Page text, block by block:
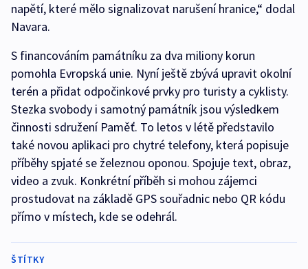
napětí, které mělo signalizovat narušení hranice,“ dodal
Navara.
S financováním památníku za dva miliony korun
pomohla Evropská unie. Nyní ještě zbývá upravit okolní
terén a přidat odpočinkové prvky pro turisty a cyklisty.
Stezka svobody i samotný památník jsou výsledkem
činnosti sdružení Paměť. To letos v létě představilo
také novou aplikaci pro chytré telefony, která popisuje
příběhy spjaté se železnou oponou. Spojuje text, obraz,
video a zvuk. Konkrétní příběh si mohou zájemci
prostudovat na základě GPS souřadnic nebo QR kódu
přímo v místech, kde se odehrál.
ŠTÍTKY